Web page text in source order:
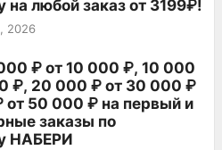
на любой заказ от 3199₽!
2026
₽ от 10 000 ₽, 10 000
₽, 20 000 ₽ от 30 000 ₽
от 50 000 ₽ на первый и
заказы по
НАБЕРИ